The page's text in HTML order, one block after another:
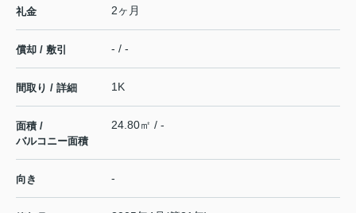
礼金 2ヶ月
償却 / 敷引 - / -
間取り / 詳細 1K
面積 /
バルコニー面積
24.80㎡ / -
向き -